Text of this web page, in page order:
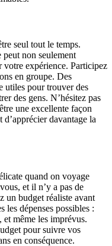
seul tout le temps.
non seulement
votre expérience. Participez
en groupe. Des
utiles pour trouver des
des gens. N’hésitez pas
une excellente façon
davantage la
quand on voyage
et il n’y a pas de
un budget réaliste avant
les dépenses possibles :
même les imprévus.
pour suivre vos
en conséquence.